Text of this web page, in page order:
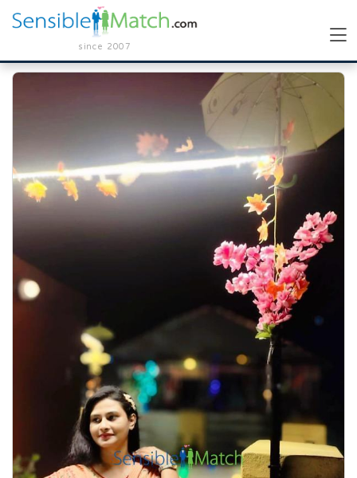
since 2007